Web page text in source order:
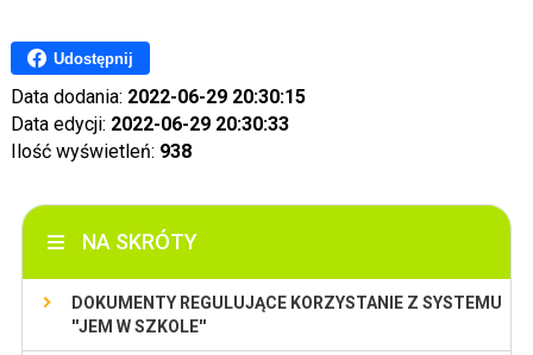
Udostępnij
Data dodania: 2022-06-29 20:30:15
Data edycji: 2022-06-29 20:30:33
Ilość wyświetleń: 938
NA SKRÓTY
DOKUMENTY REGULUJĄCE KORZYSTANIE Z SYSTEMU
''JEM W SZKOLE''